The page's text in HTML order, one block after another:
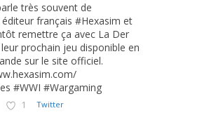
très souvent de
français #Hexasim et
remettre ça avec La Der
prochain jeu disponible en
sur le site officiel.
#WWI #Wargaming
1 Twitter